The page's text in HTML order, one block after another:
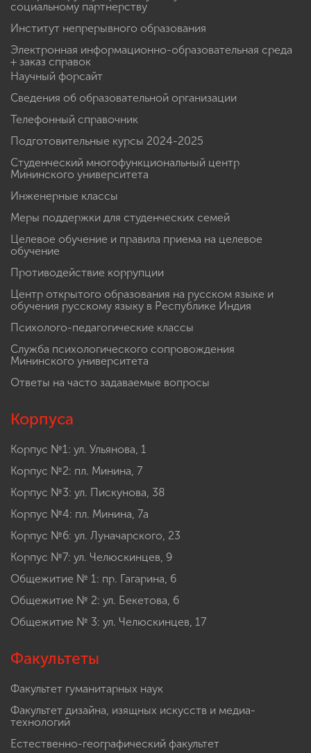
социальному партнерству
Институт непрерывного образования
Электронная информационно-образовательная среда
+ заказ справок
Научный форсайт
Сведения об образовательной организации
Телефонный справочник
Подготовительные курсы 2024-2025
Студенческий многофункциональный центр
Мининского университета
Инженерные классы
Меры поддержки для студенческих семей
Целевое обучение и правила приема на целевое
обучение
Противодействие коррупции
Центр открытого образования на русском языке и
обучения русскому языку в Республике Индия
Психолого-педагогические классы
Служба психологического сопровождения
Мининского университета
Ответы на часто задаваемые вопросы
Корпуса
Корпус №1: ул. Ульянова, 1
Корпус №2: пл. Минина, 7
Корпус №3: ул. Пискунова, 38
Корпус №4: пл. Минина, 7а
Корпус №6: ул. Луначарского, 23
Корпус №7: ул. Челюскинцев, 9
Общежитие № 1: пр. Гагарина, 6
Общежитие № 2: ул. Бекетова, 6
Общежитие № 3: ул. Челюскинцев, 17
Факультеты
Факультет гуманитарных наук
Факультет дизайна, изящных искусств и медиа-
технологий
Естественно-географический факультет